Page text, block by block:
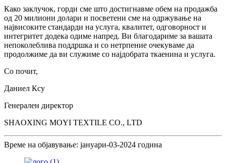
Како заклучок, горди сме што достигнавме обем на продажба
од 20 милиони долари и посветени сме на одржување на
највисоките стандарди на услуга, квалитет, одговорност и
интегритет додека одиме напред. Ви благодариме за вашата
непоколеблива поддршка и со нетрпение очекуваме да
продолжиме да ви служиме со најдобрата ткаенина и услуга.
Со почит,
Даниел Ксу
Генерален директор
SHAOXING MOYI TEXTILE CO., LTD
Време на објавување: јануари-03-2024 година